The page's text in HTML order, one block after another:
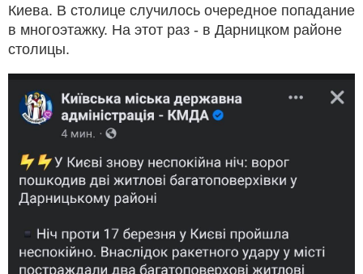
Киева. В столице случилось очередное попадание
в многоэтажку. На этот раз - в Дарницком районе
столицы.